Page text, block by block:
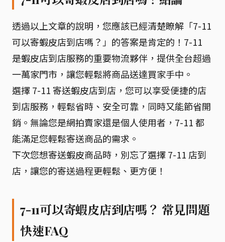
透過以上文章的說明，您應該已經清楚瞭解「7-11
可以寄蝦皮店到店嗎？」的答案是肯定的！7-11
是蝦皮店到店服務的重要物流夥伴，提供全台超過
一萬家門市，讓您輕鬆將商品送達買家手中。
選擇 7-11 寄送蝦皮店到店，您可以享受便捷的店
到店服務，輕鬆省時、安全可靠，同時又能節省開
銷。無論您是網拍賣家還是個人使用者，7-11 都
能滿足您輕鬆寄送商品的需求。
下次您想寄送蝦皮商品時，別忘了選擇 7-11 店到
店，讓您的寄送過程更輕鬆、更方便！
7-11可以寄蝦皮店到店嗎？ 常見問題
快速FAQ